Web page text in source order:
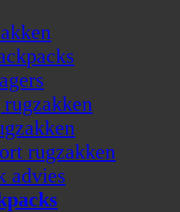
rugzakken
advies